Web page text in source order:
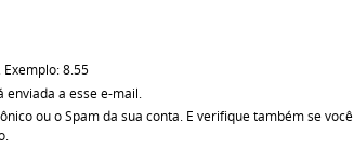
8.55
enviada a esse e-mail.
ou o Spam da sua conta. E verifique também se você